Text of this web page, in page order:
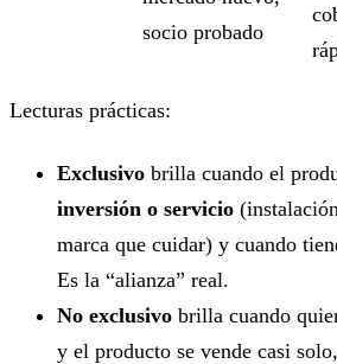
socio probado
Lecturas prácticas:
Exclusivo brilla cuando el
inversión o servicio
marca que cuidar) y cuando
Es la “alianza” real.
No exclusivo brilla cuando
y el producto se vende casi